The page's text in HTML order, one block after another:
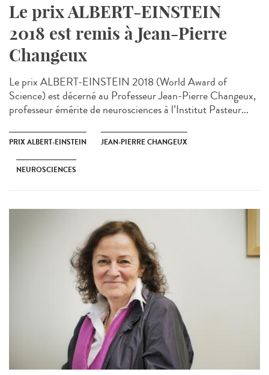
Le prix ALBERT-EINSTEIN
2018 est remis à Jean-Pierre
Changeux
Le prix ALBERT-EINSTEIN 2018 (World Award of
Science) est décerné au Professeur Jean-Pierre Changeux,
professeur émérite de neurosciences à l’Institut Pasteur...
PRIX ALBERT-EINSTEIN JEAN-PIERRE CHANGEUX
NEUROSCIENCES